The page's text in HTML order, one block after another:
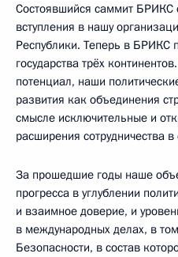
Состоявшийся саммит БРИКС
вступления в нашу
Республики. Теперь в БРИКС
государства трёх
потенциал, наши
развития как объединения
смысле исключительные и
расширения сотрудничества
За прошедшие годы наше
прогресса в углублении
и взаимное доверие, и
в международных делах, в
Безопасности, в состав